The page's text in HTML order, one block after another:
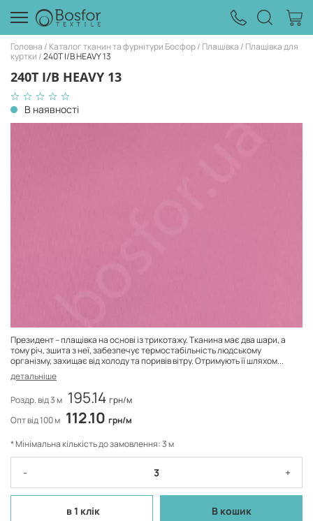
Головна Каталог тканин та фурнітури Босфор Плащівка
Плащівка для
куртки 240T I/B HEAVY 13
240T I/B HEAVY 13
В наявності
Президент – плащівка на основі із трикотажу. Тканина має два шари, а
тому річ, зшита з неї, забезпечує термостабільність людському
організму, захищає від холоду та поривів вітру. Отримують її шляхом...
детальніше
Роздр. від 3 м 195.14 грн/м
Опт від 100 м 112.10 грн/м
* Мінімальна кількість до замовлення: 3 м
- +
в 1 клік В кошик